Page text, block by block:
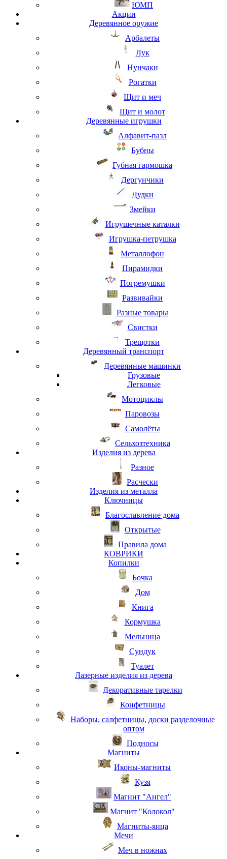
ЮМП
Акции
Деревянное оружие
Арбалеты
Лук
Нунчаки
Рогатки
Щит и меч
Щит и молот
Деревянные игрушки
Алфавит-пазл
Бубны
Губная гармошка
Дергунчики
Дудки
Змейки
Игрушечные каталки
Игрушка-петрушка
Металлофон
Пирамидки
Погремушки
Развивайки
Разные товары
Свистки
Трещотки
Деревянный транспорт
Деревянные машинки
Грузовые
Легковые
Мотоциклы
Паровозы
Самолёты
Сельхозтехника
Изделия из дерева
Разное
Расчески
Изделия из металла
Ключницы
Благославление дома
Открытые
Правила дома
КОВРИКИ
Копилки
Бочка
Дом
Книга
Кормушка
Мельница
Сундук
Туалет
Лазерные изделия из дерева
Декоративные тарелки
Конфетницы
Наборы, салфетницы, доски разделочные
оптом
Подносы
Магниты
Иконы-магниты
Кузя
Магнит "Ангел"
Магнит "Колокол"
Магниты-яица
Мечи
Меч в ножнах